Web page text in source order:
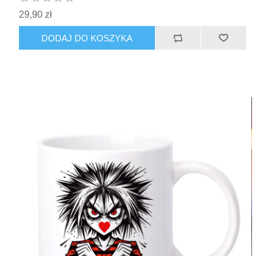
29,90 zł
DODAJ DO KOSZYKA